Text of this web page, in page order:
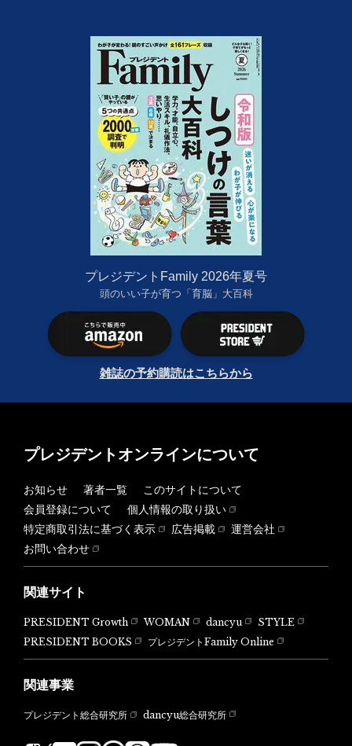
プレジデントFamily 2026年夏号
頭のいい子が育つ「育脳」大百科
雑誌の予約購読はこちらから
プレジデントオンラインについて
お知らせ 著者一覧
このサイトについて
会員登録について
個人情報の取り扱い
特定商取引法に基づく表示
広告掲載
運営会社
お問い合わせ
関連サイト
PRESIDENT Growth WOMAN dancyu
STYLE
PRESIDENT BOOKS
プレジデントFamily Online
関連事業
プレジデント総合研究所 dancyu総合研究所